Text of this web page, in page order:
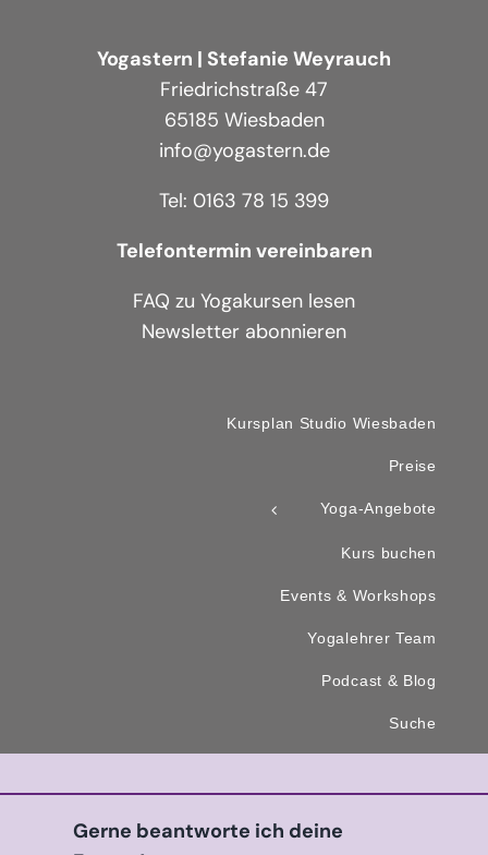
Yogastern | Stefanie Weyrauch
Friedrichstraße 47
65185 Wiesbaden
info@yogastern.de
Tel: 0163 78 15 399
Telefontermin vereinbaren
FAQ zu Yogakursen lesen
Newsletter abonnieren
Kursplan Studio Wiesbaden
Preise
Yoga-Angebote
Kurs buchen
Events & Workshops
Yogalehrer Team
Podcast & Blog
Suche
Gerne beantworte ich deine